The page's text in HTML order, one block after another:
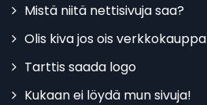
Mistä niitä nettisivuja saa?
Olis kiva jos ois verkkokauppa
Tarttis saada logo
Kukaan ei löydä mun sivuja!